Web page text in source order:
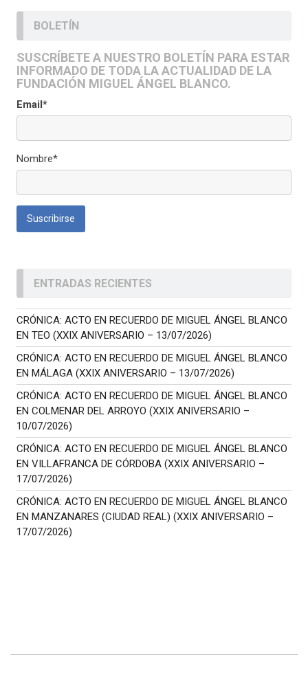
BOLETÍN
SUSCRÍBETE A NUESTRO BOLETÍN PARA ESTAR
INFORMADO DE TODA LA ACTUALIDAD DE LA
FUNDACIÓN MIGUEL ÁNGEL BLANCO.
Email*
Nombre*
ENTRADAS RECIENTES
CRÓNICA: ACTO EN RECUERDO DE MIGUEL ÁNGEL BLANCO
EN TEO (XXIX ANIVERSARIO – 13/07/2026)
CRÓNICA: ACTO EN RECUERDO DE MIGUEL ÁNGEL BLANCO
EN MÁLAGA (XXIX ANIVERSARIO – 13/07/2026)
CRÓNICA: ACTO EN RECUERDO DE MIGUEL ÁNGEL BLANCO
EN COLMENAR DEL ARROYO (XXIX ANIVERSARIO –
10/07/2026)
CRÓNICA: ACTO EN RECUERDO DE MIGUEL ÁNGEL BLANCO
EN VILLAFRANCA DE CÓRDOBA (XXIX ANIVERSARIO –
17/07/2026)
CRÓNICA: ACTO EN RECUERDO DE MIGUEL ÁNGEL BLANCO
EN MANZANARES (CIUDAD REAL) (XXIX ANIVERSARIO –
17/07/2026)